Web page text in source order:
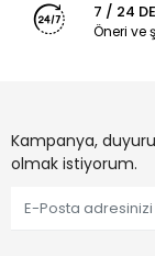
7 / 24
Öneri ve
Kampanya,
olmak istiyorum.